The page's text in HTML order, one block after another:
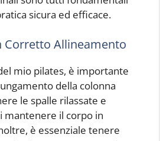
sicura ed efficace.
Corretto Allineamento
mio pilates, è importante
della colonna
le spalle rilassate e
mantenere il corpo in
è essenziale tenere